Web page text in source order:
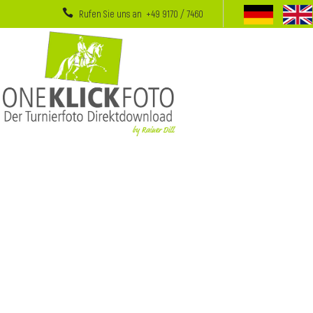
Rufen Sie uns an +49 9170 / 7460